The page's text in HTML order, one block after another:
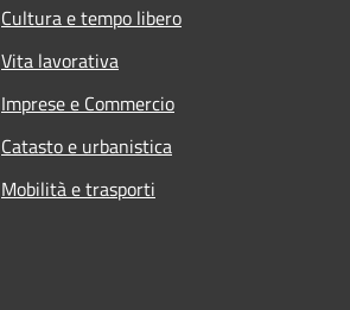
Cultura e tempo libero
Vita lavorativa
Imprese e Commercio
Catasto e urbanistica
Mobilità e trasporti